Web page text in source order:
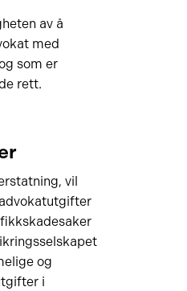
av å
med
som er
rett.
vil
og
i